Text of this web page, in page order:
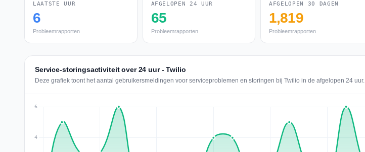
LAATSTE UUR
6
Probleemrapporten
AFGELOPEN 24 UUR
65
Probleemrapporten
AFGELOPEN 30 DAGEN
1,819
Probleemrapporten
Service-storingsactiviteit over 24 uur - Twilio
Deze grafiek toont het aantal gebruikersmeldingen voor serviceproblemen en storingen bij Twilio in de afgelopen 24 uur.